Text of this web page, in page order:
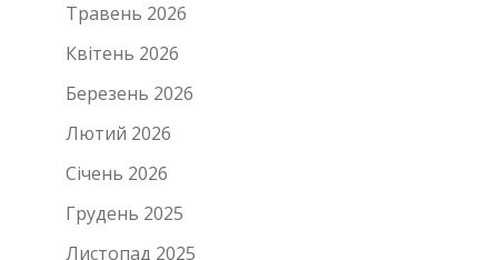
Травень 2026
Квітень 2026
Березень 2026
Лютий 2026
Січень 2026
Грудень 2025
Листопад 2025